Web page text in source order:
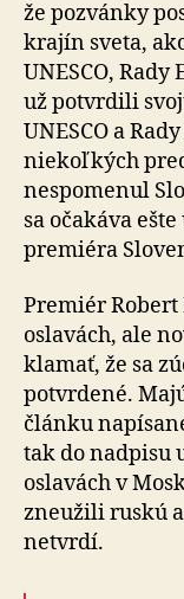
že pozvánky
krajín sveta,
UNESCO,
už potvrdili
UNESCO a
niekoľkých
nespomenul
sa očakáva
premiéra
Premiér Robert
oslavách, ale
klamať, že sa
potvrdené.
článku
tak do nadpisu
oslavách v
zneužili ruskú
netvrdí.